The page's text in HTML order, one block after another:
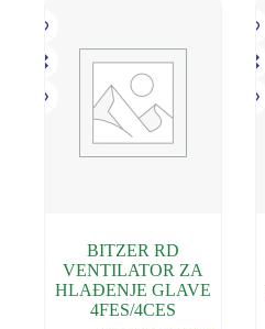
BITZER RD
VENTILATOR ZA
HLAĐENJE GLAVE
4FES/4CES